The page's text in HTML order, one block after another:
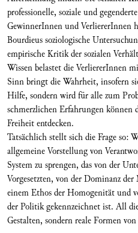
professionelle, soziale und
GewinnerInnen und VerliererInnen
Bourdieus soziologische
empirische Kritik der sozialen
Wissen belastet die VerliererInnen
Sinn bringt die Wahrheit, insofern
Hilfe, sondern wird für alle zum
schmerzlichen Erfahrungen können
Freiheit entdecken.
Tatsächlich stellt sich die Frage so:
allgemeine Vorstellung von
System zu sprengen, das von der
Vorgesetzten, von der Dominanz
einem Ethos der Homogenität und
der Politik gekennzeichnet ist. All
Gestalten, sondern reale Formen